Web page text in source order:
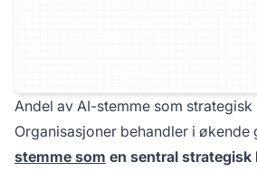
Andel av AI-stemme som strategisk
Organisasjoner behandler i økende
stemme som en sentral strategisk